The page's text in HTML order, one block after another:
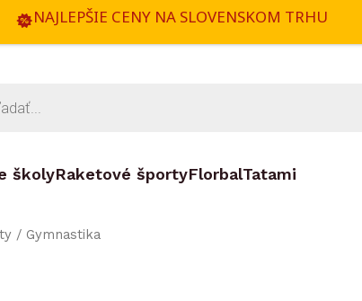
NAJLEPŠIE CENY NA SLOVENSKOM TRHU
školyRaketové športyFlorbalTatami
/ Gymnastika